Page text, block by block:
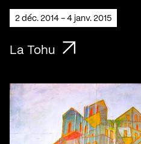
2 déc. 2014 - 4 janv. 2015
La Tohu